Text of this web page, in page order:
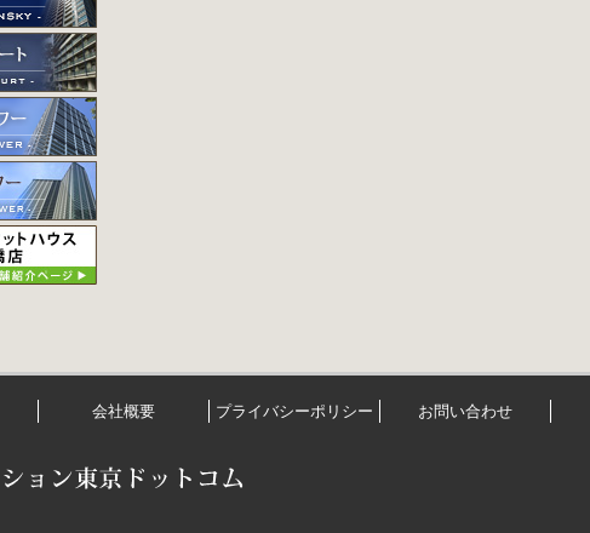
会社概要 プライバシーポリシー お問い合わせ